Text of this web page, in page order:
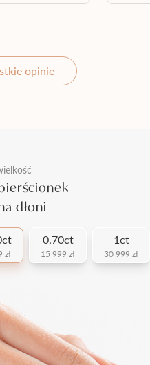
opinie
dłoni
zł
0,70ct
15 999 zł
1ct
30 999 zł